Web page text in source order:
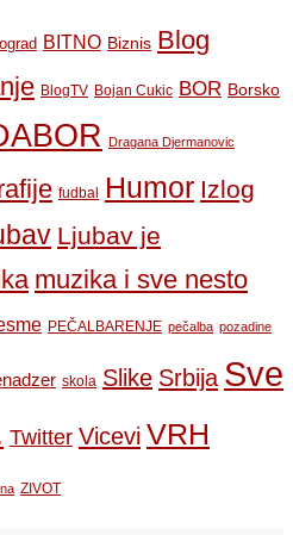
BITNO Biznis Blog
BlogTV Bojan Cukic BOR Borsko
Dragana Djermanovic
fudbal Humor Izlog
Ljubav je
muzika i sve nesto
PEČALBARENJE pečalba pozadine
skola Slike Srbija Sve
Twitter Vicevi VRH
ZIVOT